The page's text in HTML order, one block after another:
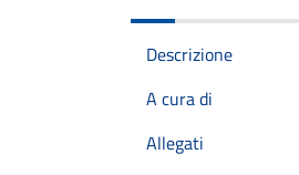
Descrizione
A cura di
Allegati